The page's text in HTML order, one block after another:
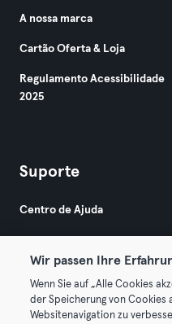
A nossa marca
Cartão Oferta & Loja
Regulamento Acessibilidade
2025
Suporte
Centro de Ajuda
© 2026 Urban Sports
Wir passen Ihre
Wenn Sie auf „Alle Cookies
der Speicherung von Cookies
Websitenavigation zu